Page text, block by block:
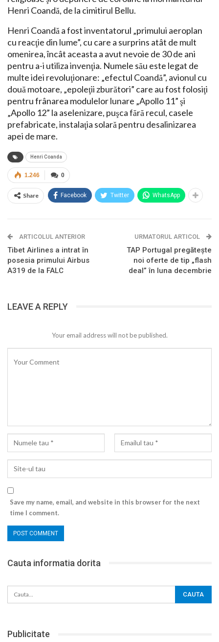
Henri Coandă, de la cimitirul Bellu.
Henri Coandă a fost inventatorul „primului aeroplan
cu reacţie din lume”, cu care a surprins atât de mult
omenirea, încât aceasta a avut nevoie de 30 de ani
pentru a-i utiliza invenţia. Numele său este legat de
multe idei revoluţionare: „efectul Coandă”, avionul cu
două motoare, „epoleţii zburători” care au fost folosiţi
pentru frânarea modulelor lunare „Apollo 11” şi
„Apollo 12” la aselenizare, puşca fără recul, casele
prefabricate, instalaţia solară pentru desalinizarea
apei de mare.
Henri Coanda
0
1.246
Share Facebook Twitter WhatsApp
ARTICOLUL ANTERIOR
Tibet Airlines a intrat în
posesia primului Airbus
A319 de la FALC
URMATORUL ARTICOL
TAP Portugal pregăteşte
noi oferte de tip „flash
deal” în luna decembrie
LEAVE A REPLY
Your email address will not be published.
Save my name, email, and website in this browser for the next
time I comment.
Cauta informatia dorita
Publicitate